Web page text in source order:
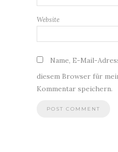
Website
Name, E-Mail-
diesem Browser für
Kommentar speichern.